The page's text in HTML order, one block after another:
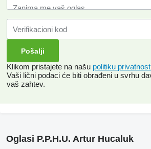
Klikom pristajete na našu politiku
Vaši lični podaci će biti obrađeni u svrhu
vaš zahtev.
Oglasi P.P.H.U. Artur Hucaluk